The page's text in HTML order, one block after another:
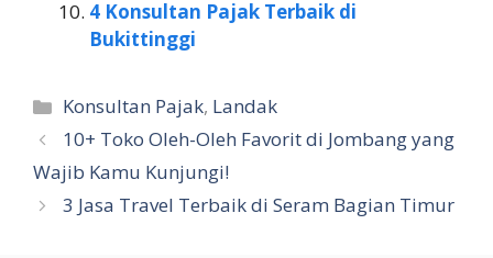
4 Konsultan Pajak Terbaik di
Bukittinggi
Kategori
Konsultan Pajak, Landak
10+ Toko Oleh-Oleh Favorit di Jombang yang
Wajib Kamu Kunjungi!
3 Jasa Travel Terbaik di Seram Bagian Timur